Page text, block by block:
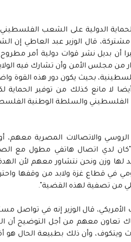
الدولية على الشعب
مشتركة، قال الوزير عبد العاطي إن
أن بديل نشر قوات دولية أمر
من مجلس الأمن وأن تشارك فيه
بحيث يكون دور هذه القوة
لا مانع كذلك من توفير
والسلطة الوطنية
والاتصالات المصرية معهم،
لدي اتصال هاتفي مطول مع
لها وزن ونحن نتشاور معهم
في قطاع غزة ولابد من وقفها
من تصفية لهذه القضية".
الأمريكي، قال الوزير إنه في
تعاون معهم من أجل التوضيح أن
ويتكوف، وأن ذلك بطبيعة الحال